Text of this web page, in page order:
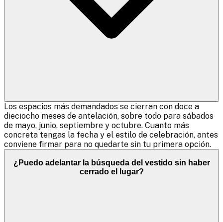
Los espacios más demandados se cierran con doce a
dieciocho meses de antelación, sobre todo para sábados
de mayo, junio, septiembre y octubre. Cuanto más
concreta tengas la fecha y el estilo de celebración, antes
conviene firmar para no quedarte sin tu primera opción.
¿Puedo adelantar la búsqueda del vestido sin haber
cerrado el lugar?